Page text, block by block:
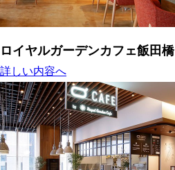
ロイヤルガーデンカフェ飯田橋
詳しい内容へ